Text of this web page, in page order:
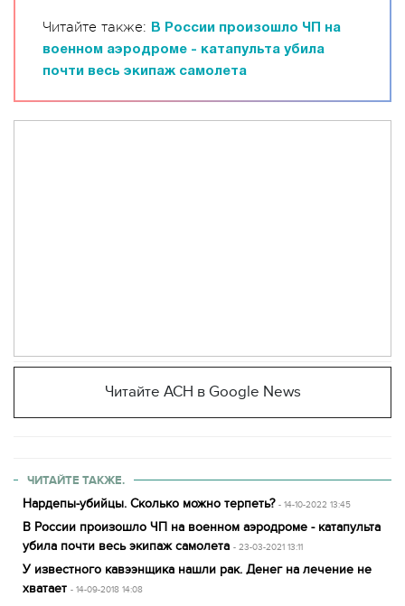
Читайте также:
В России произошло ЧП на
военном аэродроме - катапульта убила
почти весь экипаж самолета
Читайте АСН в Google News
ЧИТАЙТЕ ТАКЖЕ.
Нардепы-убийцы. Сколько можно терпеть? - 14-10-2022 13:45
В России произошло ЧП на военном аэродроме - катапульта
убила почти весь экипаж самолета - 23-03-2021 13:11
У известного кавээнщика нашли рак. Денег на лечение не
хватает - 14-09-2018 14:08